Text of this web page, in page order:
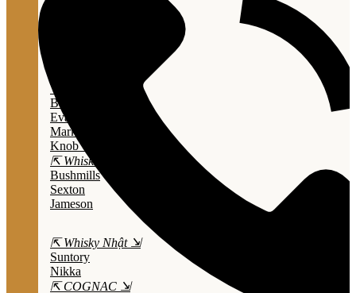
Wild Turkey
Bulleit Bourbon
Evan Williams
Marker's Mark
Knob Creek
⇱ Whiskey Ailen ⇲
Bushmills
Sexton
Jameson
⇱ Whisky Nhật ⇲
Suntory
Nikka
⇱ COGNAC ⇲